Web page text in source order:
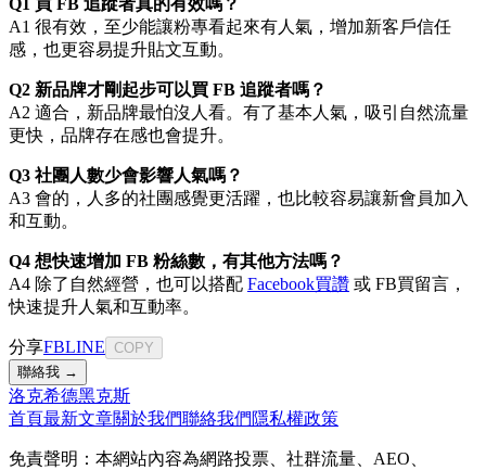
Q1 買 FB 追蹤者真的有效嗎？
A1 很有效，至少能讓粉專看起來有人氣，增加新客戶信任
感，也更容易提升貼文互動。
Q2 新品牌才剛起步可以買 FB 追蹤者嗎？
A2 適合，新品牌最怕沒人看。有了基本人氣，吸引自然流量
更快，品牌存在感也會提升。
Q3 社團人數少會影響人氣嗎？
A3 會的，人多的社團感覺更活躍，也比較容易讓新會員加入
和互動。
Q4 想快速增加 FB 粉絲數，有其他方法嗎？
A4 除了自然經營，也可以搭配 Facebook買讚 或 FB買留言，
快速提升人氣和互動率。
分享FBLINE
COPY
聯絡我 →
洛克希德黑克斯
首頁最新文章關於我們聯絡我們 隱私權政策
免責聲明：本網站內容為網路投票、社群流量、AEO、